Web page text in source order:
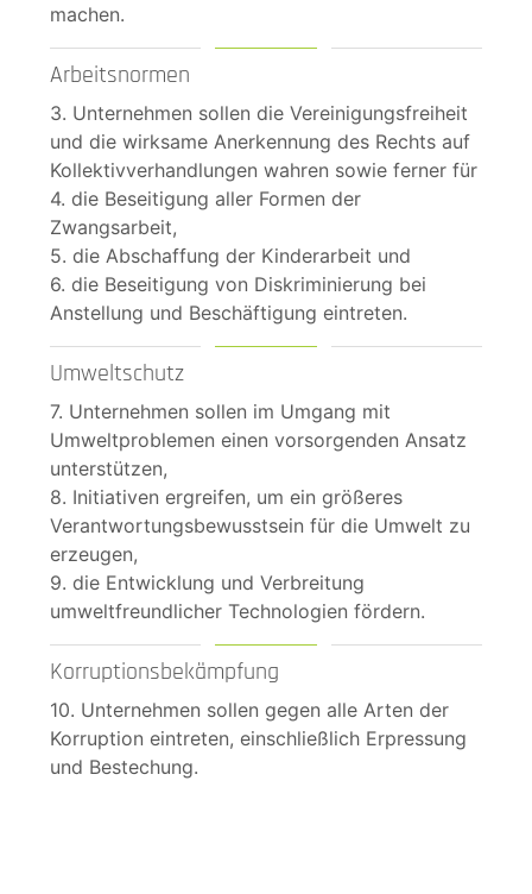
machen.
Arbeitsnormen
3. Unternehmen sollen die Vereinigungsfreiheit
und die wirksame Anerkennung des Rechts auf
Kollektivverhandlungen wahren sowie ferner für
4. die Beseitigung aller Formen der
Zwangsarbeit,
5. die Abschaffung der Kinderarbeit und
6. die Beseitigung von Diskriminierung bei
Anstellung und Beschäftigung eintreten.
Umweltschutz
7. Unternehmen sollen im Umgang mit
Umweltproblemen einen vorsorgenden Ansatz
unterstützen,
8. Initiativen ergreifen, um ein größeres
Verantwortungsbewusstsein für die Umwelt zu
erzeugen,
9. die Entwicklung und Verbreitung
umweltfreundlicher Technologien fördern.
Korruptionsbekämpfung
10. Unternehmen sollen gegen alle Arten der
Korruption eintreten, einschließlich Erpressung
und Bestechung.